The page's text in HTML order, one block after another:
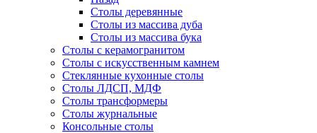
Столы деревянные
Столы из массива дуба
Столы из массива бука
Столы с керамогранитом
Столы с искусственным камнем
Стеклянные кухонные столы
Столы ЛДСП, МДФ
Столы трансформеры
Столы журнальные
Консольные столы